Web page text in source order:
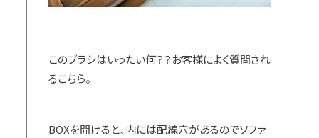
このブラシはいったい何？？お客様によく質問され
るこちら。
BOXを開けると、内には配線穴があるのでソファ